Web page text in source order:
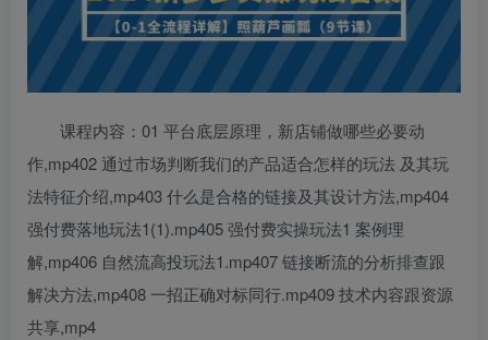
课程内容：01 平台底层原理，新店铺做哪些必要动
作,mp402 通过市场判断我们的产品适合怎样的玩法 及其玩
法特征介绍,mp403 什么是合格的链接及其设计方法,mp404
强付费落地玩法1(1).mp405 强付费实操玩法1 案例理
解,mp406 自然流高投玩法1.mp407 链接断流的分析排查跟
解决方法,mp408 一招正确对标同行.mp409 技术内容跟资源
共享,mp4